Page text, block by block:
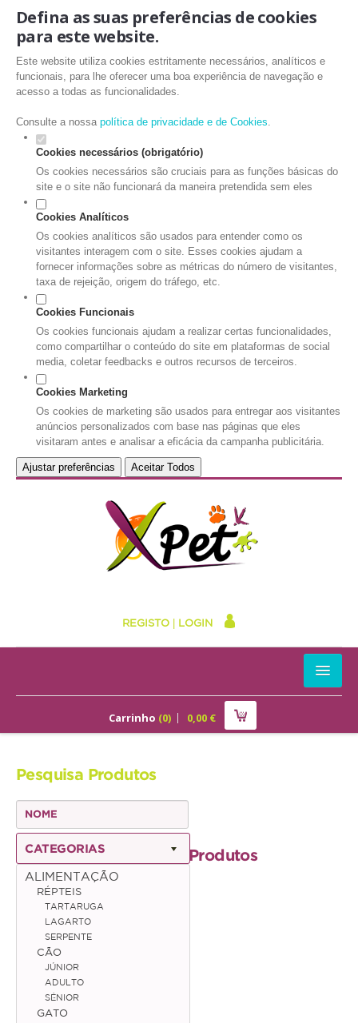
Defina as suas preferências de cookies
para este website.
Este website utiliza cookies estritamente necessários, analíticos e
funcionais, para lhe oferecer uma boa experiência de navegação e
acesso a todas as funcionalidades.
Consulte a nossa política de privacidade e de Cookies.
Cookies necessários (obrigatório)
Os cookies necessários são cruciais para as funções básicas do
site e o site não funcionará da maneira pretendida sem eles
Cookies Analíticos
Os cookies analíticos são usados para entender como os
visitantes interagem com o site. Esses cookies ajudam a
fornecer informações sobre as métricas do número de visitantes,
taxa de rejeição, origem do tráfego, etc.
Cookies Funcionais
Os cookies funcionais ajudam a realizar certas funcionalidades,
como compartilhar o conteúdo do site em plataformas de social
media, coletar feedbacks e outros recursos de terceiros.
Cookies Marketing
Os cookies de marketing são usados para entregar aos visitantes
anúncios personalizados com base nas páginas que eles
visitaram antes e analisar a eficácia da campanha publicitária.
Ajustar preferências Aceitar Todos
REGISTO LOGIN
ALIMENTAÇÃO
Júnior
Adulto
Sénior
Gato
Júnior
Adulto
Carrinho (0) 0,00€
Pesquisa Produtos
CATEGORIAS
ALIMENTAÇÃO
RÉPTEIS
TARTARUGA
LAGARTO
SERPENTE
CÃO
JÚNIOR
ADULTO
SÉNIOR
GATO
Produtos